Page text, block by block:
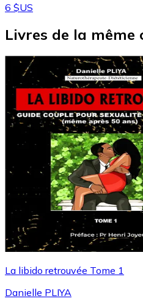
6 $US
Livres de la même
La libido retrouvée Tome 1
Danielle PLIYA